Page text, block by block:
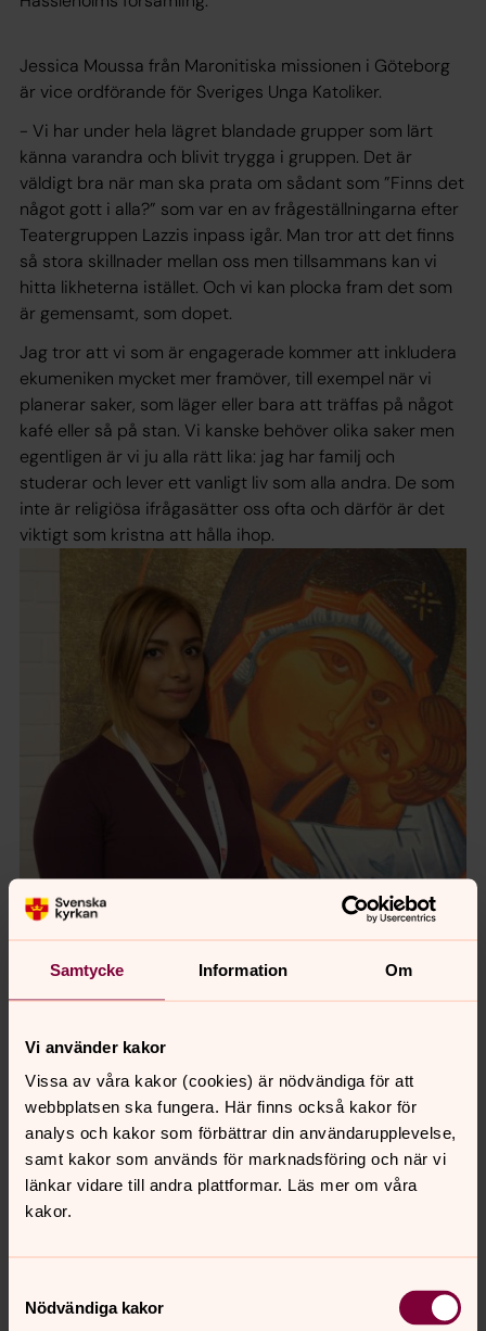
Samtycke Information Om
Vi använder kakor
Vissa av våra kakor (cookies) är nödvändiga för att
webbplatsen ska fungera. Här finns också kakor för
analys och kakor som förbättrar din användarupplevelse,
samt kakor som används för marknadsföring och när vi
länkar vidare till andra plattformar. Läs mer om våra
kakor.
Nödvändiga kakor
Jessica Moussa från Maronitiska missionen i Göteborg
är vice ordförande för Sveriges Unga Katoliker.
- Vi har under hela lägret blandade grupper som lärt
känna varandra och blivit trygga i gruppen. Det är
väldigt bra när man ska prata om sådant som ”Finns det
något gott i alla?” som var en av frågeställningarna efter
Teatergruppen Lazzis inpass igår. Man tror att det finns
så stora skillnader mellan oss men tillsammans kan vi
hitta likheterna istället. Och vi kan plocka fram det som
är gemensamt, som dopet.
Jag tror att vi som är engagerade kommer att inkludera
ekumeniken mycket mer framöver, till exempel när vi
planerar saker, som läger eller bara att träffas på något
kafé eller så på stan. Vi kanske behöver olika saker men
egentligen är vi ju alla rätt lika: jag har familj och
studerar och lever ett vanligt liv som alla andra. De som
inte är religiösa ifrågasätter oss ofta och därför är det
viktigt som kristna att hålla ihop.
Foto: Andrea Kollmann
Jessica Moussa
Foto: Andrea Kollmann